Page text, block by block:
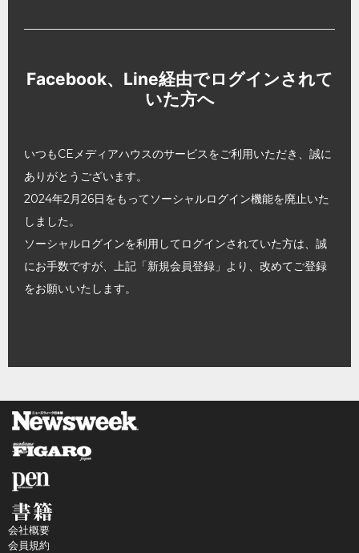
Facebook、Line経由でログインされて
いた方へ
いつもCEメディアハウスのサービスをご利用いただき、誠に
ありがとうございます。
2024年2月26日をもってソーシャルログイン機能を廃止いた
しました。
ソーシャルログインを利用してログインされていた方は、誠
にお手数ですが、上記「新規会員登録」より、改めてご登録
をお願いいたします。
会社概要
会員規約